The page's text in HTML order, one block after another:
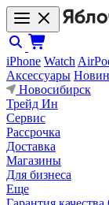
iPhone Watch
Аксессуары
Новосибирск
Трейд Ин
Сервис
Рассрочка
Доставка
Магазины
Для бизнеса
Еще